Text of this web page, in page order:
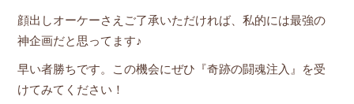
顔出しオーケーさえご了承いただければ、私的には最強の
神企画だと思ってます♪
早い者勝ちです。この機会にぜひ『奇跡の闘魂注入』を受
けてみてください！